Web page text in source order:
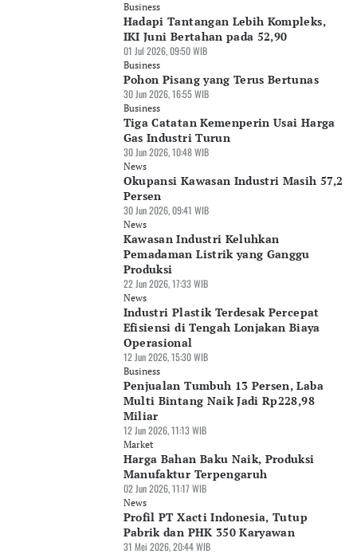
Business
Hadapi Tantangan Lebih Kompleks,
IKI Juni Bertahan pada 52,90
01 Jul 2026, 09:50 WIB
Business
Pohon Pisang yang Terus Bertunas
30 Jun 2026, 16:55 WIB
Business
Tiga Catatan Kemenperin Usai Harga
Gas Industri Turun
30 Jun 2026, 10:48 WIB
News
Okupansi Kawasan Industri Masih 57,2
Persen
30 Jun 2026, 09:41 WIB
News
Kawasan Industri Keluhkan
Pemadaman Listrik yang Ganggu
Produksi
22 Jun 2026, 17:33 WIB
News
Industri Plastik Terdesak Percepat
Efisiensi di Tengah Lonjakan Biaya
Operasional
12 Jun 2026, 15:30 WIB
Business
Penjualan Tumbuh 13 Persen, Laba
Multi Bintang Naik Jadi Rp228,98
Miliar
12 Jun 2026, 11:13 WIB
Market
Harga Bahan Baku Naik, Produksi
Manufaktur Terpengaruh
02 Jun 2026, 11:17 WIB
News
Profil PT Xacti Indonesia, Tutup
Pabrik dan PHK 350 Karyawan
31 Mei 2026, 20:44 WIB